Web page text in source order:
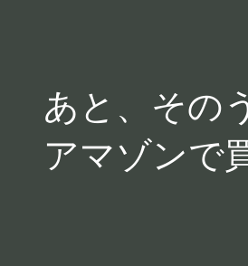
あと、その
アマゾンで